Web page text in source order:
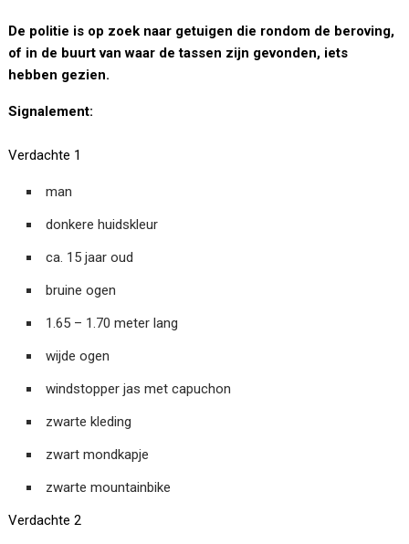
De politie is op zoek naar getuigen die rondom de beroving,
of in de buurt van waar de tassen zijn gevonden, iets
hebben gezien.
Signalement:
Verdachte 1
man
donkere huidskleur
ca. 15 jaar oud
bruine ogen
1.65 – 1.70 meter lang
wijde ogen
windstopper jas met capuchon
zwarte kleding
zwart mondkapje
zwarte mountainbike
Verdachte 2